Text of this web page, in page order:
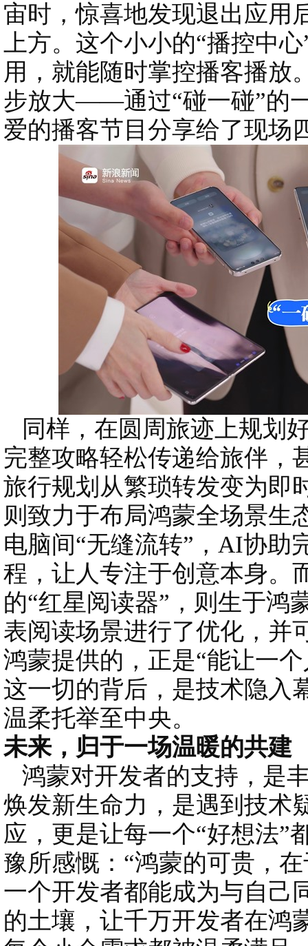
宙时，惊喜地发现退出应用
上方。这个小小的“播控中
用，就能随时掌控播客播放
步放大——通过“碰一碰”的
爱的播客节目分享给了现场
同样，在圆周旅迹上规划
完整攻略轻松传递给旅伴，
旅行规划从繁琐转发变为即
则致力于布局鸿蒙全场景生
电脑间“无缝流转”，AI协助
程，让人专注于创意本身。
的“红星阅读器”，则生于鸿
表阅读场景进行了优化，并
鸿蒙提供的，正是“能让一
这一切的背后，是技术隐入
温柔托举至中央。
未来，归于一场温暖的共建
鸿蒙对开发者的支持，是
焕发新生命力，是遇到技术
应，更是让每一个“好想法”
豫所感慨：“鸿蒙的可贵，
一个开发者都能成为与自己
的土壤，让千万开发者在鸿